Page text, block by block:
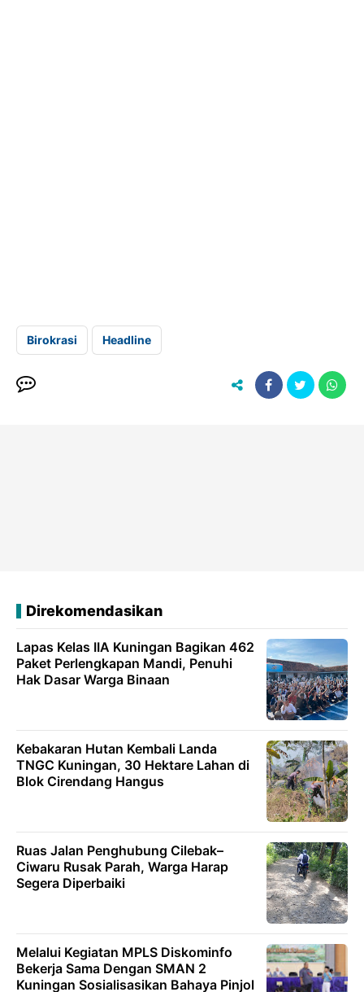
Birokrasi Headline
Direkomendasikan
Lapas Kelas IIA Kuningan Bagikan 462
Paket Perlengkapan Mandi, Penuhi
Hak Dasar Warga Binaan
Kebakaran Hutan Kembali Landa
TNGC Kuningan, 30 Hektare Lahan di
Blok Cirendang Hangus
Ruas Jalan Penghubung Cilebak–
Ciwaru Rusak Parah, Warga Harap
Segera Diperbaiki
Melalui Kegiatan MPLS Diskominfo
Bekerja Sama Dengan SMAN 2
Kuningan Sosialisasikan Bahaya Pinjol